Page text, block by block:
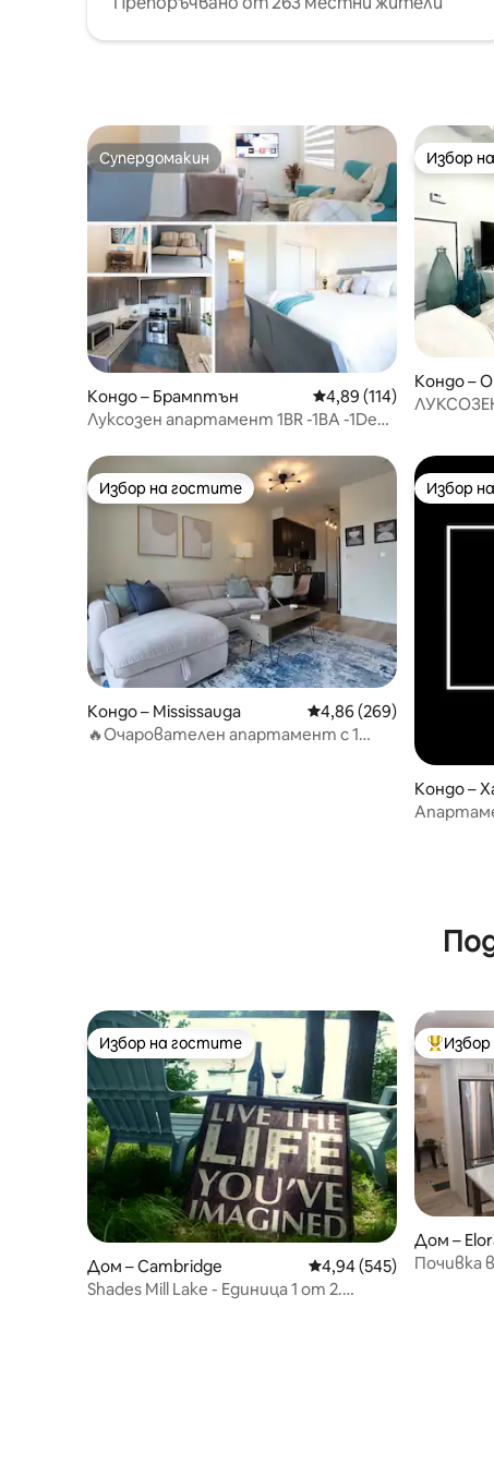
Супердомакин
Супердомакин
Кондо – Брамптън Средна оценка: 4,89
4,89 (114)
Луксозен апартамент 1BR -1BA -1Den,
Избор
Избор
Кондо –
Избор на гостите
Избор на гостите
Кондо – Mississauga Средна оценка: 4,86
4,86 (269)
🔥Очарователен апартамент с 1
Избор
Избор
Кондо –
Избор на гостите
Избор на гостите
Дом – Cambridge Средна оценка: 4,94
4,94 (545)
Shades Mill Lake - Единица 1 от 2.
Най-
Дом –
Почивка